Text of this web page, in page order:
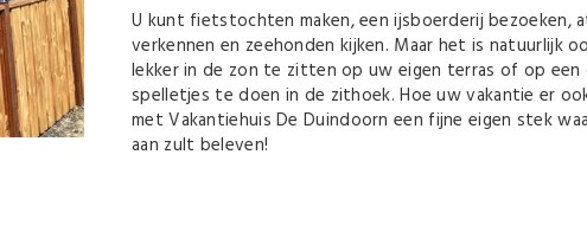
U kunt fietstochten maken, een ijsboerderij bezoeken,
verkennen en zeehonden kijken. Maar het is natuurlijk
lekker in de zon te zitten op uw eigen terras of op een
spelletjes te doen in de zithoek. Hoe uw vakantie er
met Vakantiehuis De Duindoorn een fijne eigen stek
aan zult beleven!